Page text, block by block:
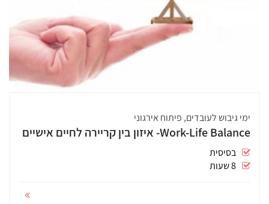
ימי גיבוש לעובדים, פיתוח אירגוני
Work-Life Balance- איזון בין קריירה לחיים אישיים
בסיסית
8 שעות